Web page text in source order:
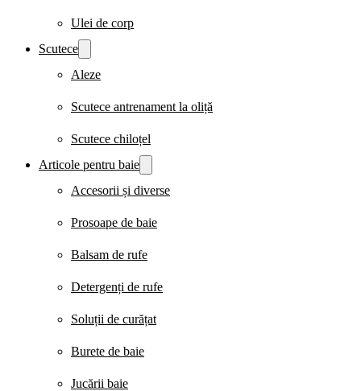
Ulei de corp
Scutece
Aleze
Scutece antrenament la oliță
Scutece chiloțel
Articole pentru baie
Accesorii și diverse
Prosoape de baie
Balsam de rufe
Detergenți de rufe
Soluții de curățat
Burete de baie
Jucării baie